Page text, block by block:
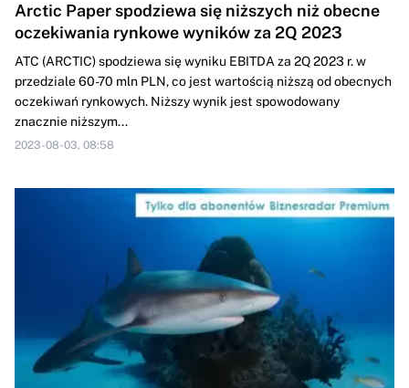
Arctic Paper spodziewa się niższych niż obecne
oczekiwania rynkowe wyników za 2Q 2023
ATC (ARCTIC) spodziewa się wyniku EBITDA za 2Q 2023 r. w
przedziale 60-70 mln PLN, co jest wartością niższą od obecnych
oczekiwań rynkowych. Niższy wynik jest spowodowany
znacznie niższym...
2023-08-03, 08:58